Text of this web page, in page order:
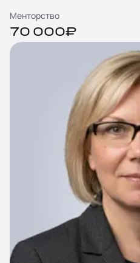
Менторство
70 000₽